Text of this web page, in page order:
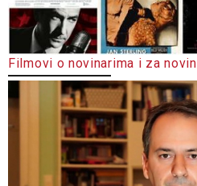
Filmovi o novinarima i za